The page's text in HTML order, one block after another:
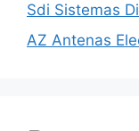
Sdi Sistemas
AZ Antenas